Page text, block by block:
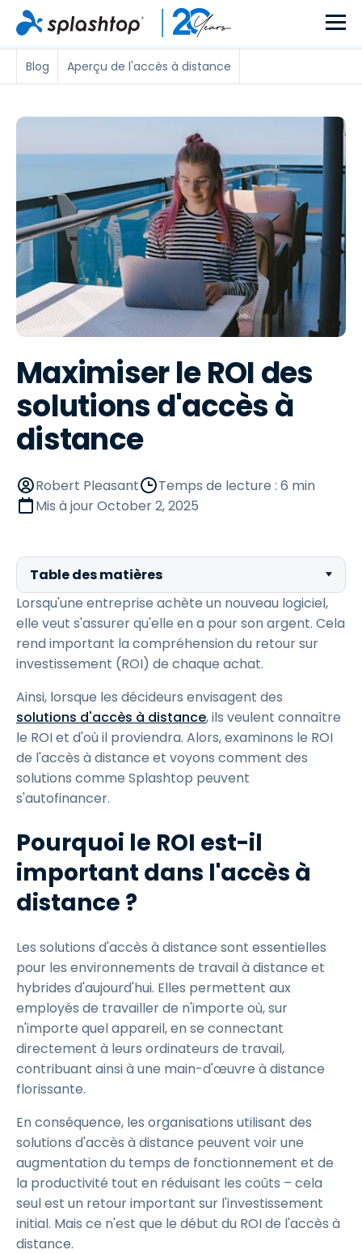
Blog Aperçu de l'accès à distance
Maximiser le ROI des
solutions d'accès à
distance
Robert Pleasant
Temps de lecture : 6 min
Mis à jourOctober 2, 2025
Table des matières
Lorsqu'une entreprise achète un nouveau logiciel,
elle veut s'assurer qu'elle en a pour son argent. Cela
rend important la compréhension du retour sur
investissement (ROI) de chaque achat.
Ainsi, lorsque les décideurs envisagent des
solutions d'accès à distance, ils veulent connaître
le ROI et d'où il proviendra. Alors, examinons le ROI
de l'accès à distance et voyons comment des
solutions comme Splashtop peuvent
s'autofinancer.
Pourquoi le ROI est-il
important dans l'accès à
distance ?
Les solutions d'accès à distance sont essentielles
pour les environnements de travail à distance et
hybrides d'aujourd'hui. Elles permettent aux
employés de travailler de n'importe où, sur
n'importe quel appareil, en se connectant
directement à leurs ordinateurs de travail,
contribuant ainsi à une main-d'œuvre à distance
florissante.
En conséquence, les organisations utilisant des
solutions d'accès à distance peuvent voir une
augmentation du temps de fonctionnement et de
la productivité tout en réduisant les coûts – cela
seul est un retour important sur l'investissement
initial. Mais ce n'est que le début du ROI de l'accès à
distance.